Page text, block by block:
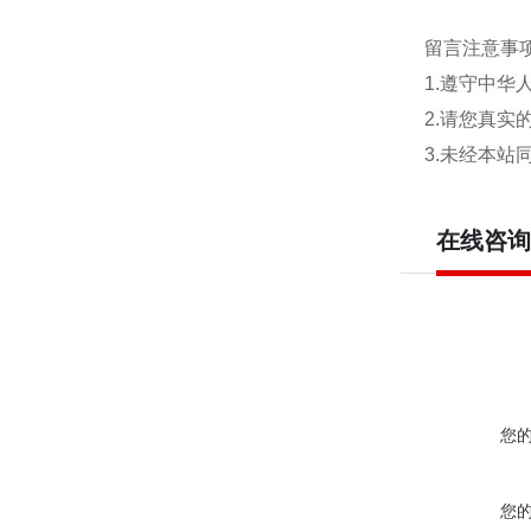
留言注意事
1.遵守中华
2.请您真实
3.未经本站
在线咨询
您
您